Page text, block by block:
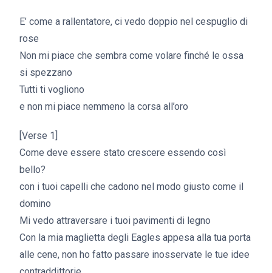
E’ come a rallentatore, ci vedo doppio nel cespuglio di
rose
Non mi piace che sembra come volare finché le ossa
si spezzano
Tutti ti vogliono
e non mi piace nemmeno la corsa all’oro
[Verse 1]
Come deve essere stato crescere essendo così
bello?
con i tuoi capelli che cadono nel modo giusto come il
domino
Mi vedo attraversare i tuoi pavimenti di legno
Con la mia maglietta degli Eagles appesa alla tua porta
alle cene, non ho fatto passare inosservate le tue idee